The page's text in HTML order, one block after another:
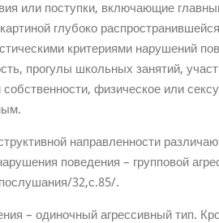
или поступки, включающие
глубоко
критериями нарушений
прогулы школьных занятий,
физическое или
направленности
поведения – групповой
32,с.85/.
– одиночный агрессивный тип.